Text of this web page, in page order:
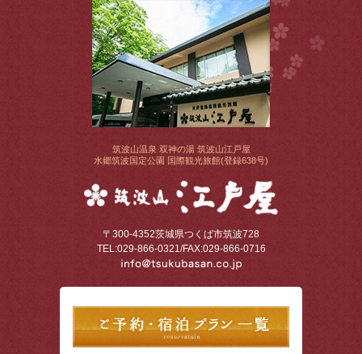
筑波山温泉 双神の湯 筑波山江戸屋
水郷筑波国定公園 国際観光旅館(登録638号)
〒300-4352茨城県つくば市筑波728
TEL:029-866-0321/FAX:029-866-0716